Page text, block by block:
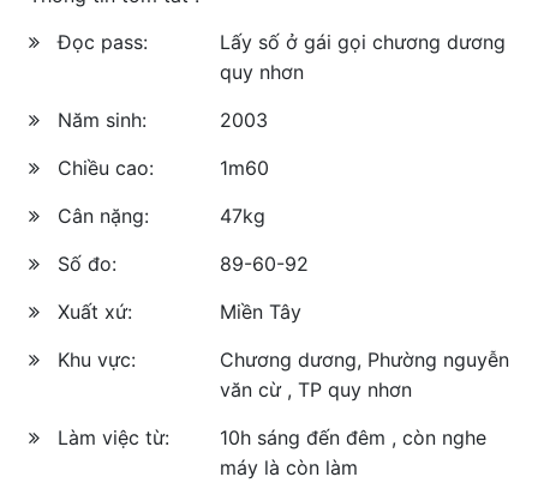
Đọc pass:
Lấy số ở gái gọi chương dương
quy nhơn
Năm sinh:
2003
Chiều cao:
1m60
Cân nặng:
47kg
Số đo:
89-60-92
Xuất xứ:
Miền Tây
Khu vực:
Chương dương, Phường nguyễn
văn cừ , TP quy nhơn
Làm việc từ:
10h sáng đến đêm , còn nghe
máy là còn làm